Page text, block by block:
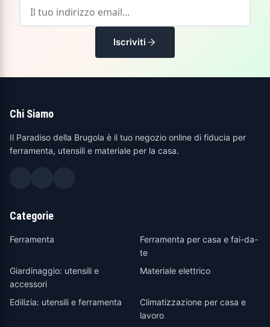
Iscriviti
Chi Siamo
Il Paradiso della Brugola è il tuo negozio online di fiducia per
ferramenta, utensili e materiale per la casa.
Categorie
Ferramenta
Ferramenta per casa e fai-da-
te
Giardinaggio: utensili e
accessori
Materiale elettrico
Edilizia: utensili e ferramenta
Climatizzazione per casa e
lavoro